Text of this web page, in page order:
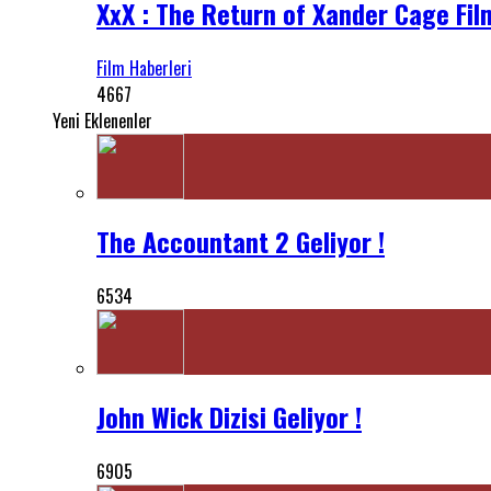
XxX : The Return of Xander Cage
Film Haberleri
4667
Yeni Eklenenler
The Accountant 2 Geliyor !
6534
John Wick Dizisi Geliyor !
6905